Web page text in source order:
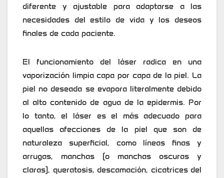
diferente y ajustable para adaptarse a las
necesidades del estilo de vida y los deseos
finales de cada paciente.
El funcionamiento del láser radica en una
vaporización limpia capa por capa de la piel. La
piel no deseada se evapora literalmente debido
al alto contenido de agua de la epidermis. Por
lo tanto, el láser es el más adecuado para
aquellas afecciones de la piel que son de
naturaleza superficial, como líneas finas y
arrugas, manchas (o manchas oscuras y
claras), queratosis, descamación, cicatrices del